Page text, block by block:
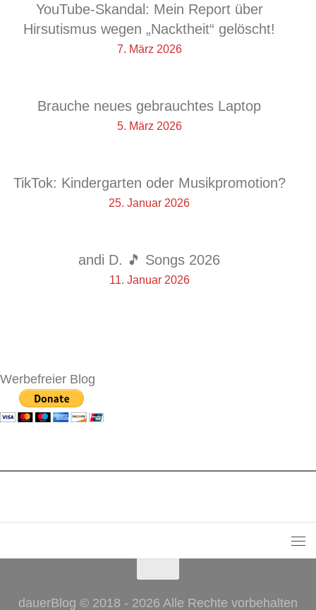
YouTube-Skandal: Mein Report über
Hirsutismus wegen „Nacktheit“ gelöscht!
7. März 2026
Brauche neues gebrauchtes Laptop
5. März 2026
TikTok: Kindergarten oder Musikpromotion?
25. Januar 2026
andi D. 🎵 Songs 2026
11. Januar 2026
Werbefreier Blog
dauerBlog © 2018 - 2026 Alle Rechte vorbehalten